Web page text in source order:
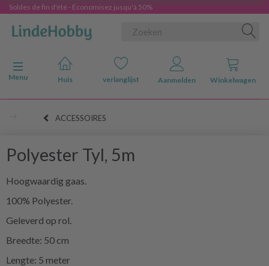
Soldes de fin d'été - Économisez jusqu'à 50%
Navigatie in-/uitschakelen
Menu
Huis verlanglijst Aanmelden Winkelwagen
ACCESSOIRES
Polyester Tyl, 5m
Hoogwaardig gaas.
100% Polyester.
Geleverd op rol.
Breedte: 50 cm
Lengte: 5 meter